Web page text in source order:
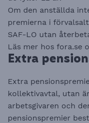
Om den anställda
premierna i
SAF-LO utan
Läs mer hos fora.se
Extra
Extra
kollektiv­avtal, utan
arbetsgivaren och
pensionspremier